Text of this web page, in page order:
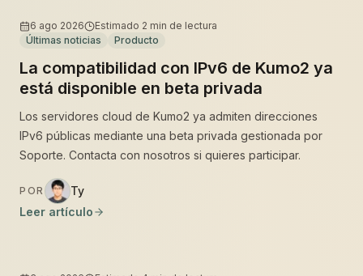
6 ago 2026 Estimado 2 min de lectura
Últimas noticias
Producto
La compatibilidad con IPv6 de Kumo2 ya
está disponible en beta privada
Los servidores cloud de Kumo2 ya admiten direcciones
IPv6 públicas mediante una beta privada gestionada por
Soporte. Contacta con nosotros si quieres participar.
POR
Ty
Leer artículo